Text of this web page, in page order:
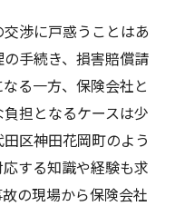
渉に戸惑うことはあ
手続き、損害賠償請
る一方、保険会社と
担となるケースは少
区神田花岡町のよう
する知識や経験も求
の現場から保険会社